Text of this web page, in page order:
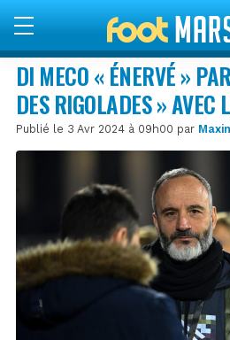
DI MECO « ÉNERVÉ »
DES RIGOLADES » AVEC
Publié le 3 Avr 2024 à 09h00 par